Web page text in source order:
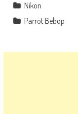
Nikon
Parrot Bebop